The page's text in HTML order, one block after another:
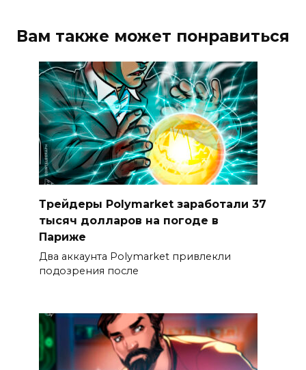
Вам также может понравиться
Трейдеры Polymarket заработали 37
тысяч долларов на погоде в
Париже
Два аккаунта Polymarket привлекли
подозрения после